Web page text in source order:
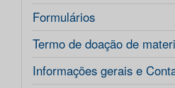
Formulários
Termo de doação de
Informações gerais e